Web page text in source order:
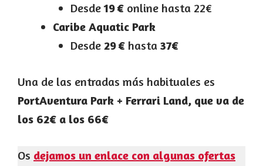
Desde19 € online hasta 22€
Caribe Aquatic Park
Desde 29 € hasta 37€
Una de las entradas más habituales es
PortAventura Park + Ferrari Land, que va de
los 62€ a los 66€
Os dejamos un enlace con algunas ofertas